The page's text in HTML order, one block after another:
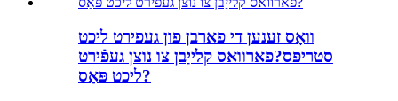
וואָס זענען די פארבן פון געפירט ליכט
סטריפּס?פארוואס קלייַבן צו נוצן געפֿירט
ליכט פּאַס?